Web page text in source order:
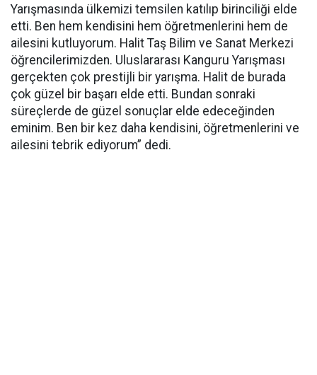
Yarışmasında ülkemizi temsilen katılıp birinciliği elde
etti. Ben hem kendisini hem öğretmenlerini hem de
ailesini kutluyorum. Halit Taş Bilim ve Sanat Merkezi
öğrencilerimizden. Uluslararası Kanguru Yarışması
gerçekten çok prestijli bir yarışma. Halit de burada
çok güzel bir başarı elde etti. Bundan sonraki
süreçlerde de güzel sonuçlar elde edeceğinden
eminim. Ben bir kez daha kendisini, öğretmenlerini ve
ailesini tebrik ediyorum” dedi.